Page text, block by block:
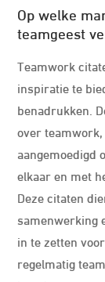
Op welke
teamgeest
Teamwork
inspiratie te
benadrukken.
over
aangemoedigd
elkaar en met
Deze citaten
samenwerking
in te zetten
regelmatig